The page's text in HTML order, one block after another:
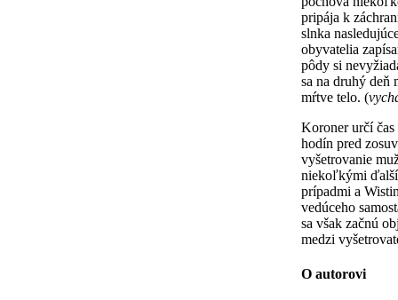
pripája k
slnka
obyvatelia
pôdy si
sa na druhý deň
mŕtve telo. (
Koroner určí
hodín pred
vyšetrovanie
niekoľkými
prípadmi a
vedúceho
sa však začnú
medzi
O autorovi